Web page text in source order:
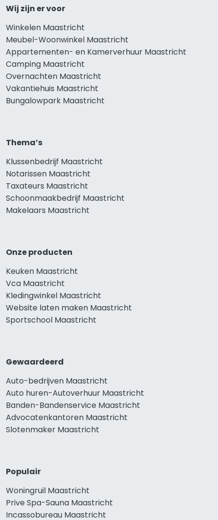
Wij zijn er voor
Winkelen Maastricht
Meubel-Woonwinkel Maastricht
Appartementen- en Kamerverhuur Maastricht
Camping Maastricht
Overnachten Maastricht
Vakantiehuis Maastricht
Bungalowpark Maastricht
Thema’s
Klussenbedrijf Maastricht
Notarissen Maastricht
Taxateurs Maastricht
Schoonmaakbedrijf Maastricht
Makelaars Maastricht
Onze producten
Keuken Maastricht
Vca Maastricht
Kledingwinkel Maastricht
Website laten maken Maastricht
Sportschool Maastricht
Gewaardeerd
Auto-bedrijven Maastricht
Auto huren-Autoverhuur Maastricht
Banden-Bandenservice Maastricht
Advocatenkantoren Maastricht
Slotenmaker Maastricht
Populair
Woningruil Maastricht
Prive Spa-Sauna Maastricht
Incassobureau Maastricht